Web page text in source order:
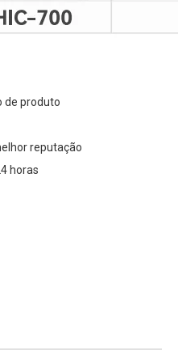
de produto
reputação
horas